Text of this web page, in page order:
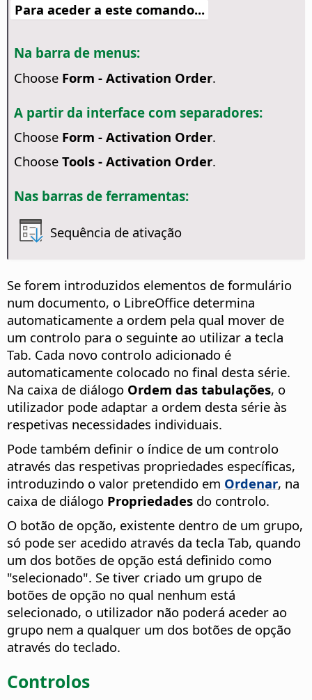
Para aceder a este comando...
Na barra de menus:
Choose Form - Activation Order.
A partir da interface com separadores:
Choose Form - Activation Order.
Choose Tools - Activation Order.
Nas barras de ferramentas:
Sequência de ativação
Se forem introduzidos elementos de formulário
num documento, o LibreOffice determina
automaticamente a ordem pela qual mover de
um controlo para o seguinte ao utilizar a tecla
Tab. Cada novo controlo adicionado é
automaticamente colocado no final desta série.
Na caixa de diálogo Ordem das tabulações, o
utilizador pode adaptar a ordem desta série às
respetivas necessidades individuais.
Pode também definir o índice de um controlo
através das respetivas propriedades específicas,
introduzindo o valor pretendido em Ordenar, na
caixa de diálogo Propriedades do controlo.
O botão de opção, existente dentro de um grupo,
só pode ser acedido através da tecla Tab, quando
um dos botões de opção está definido como
"selecionado". Se tiver criado um grupo de
botões de opção no qual nenhum está
selecionado, o utilizador não poderá aceder ao
grupo nem a qualquer um dos botões de opção
através do teclado.
Controlos